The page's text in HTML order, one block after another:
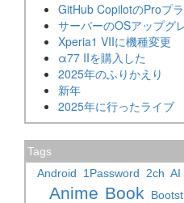
GitHub CopilotのProプ
サーバーのOSアップグ
Xperia1 VIIに機種変更
α77 IIを購入した
2025年のふりかえり
新年
2025年に行ったライブ
Tags
Android
1Password 2ch AI
Anime Book